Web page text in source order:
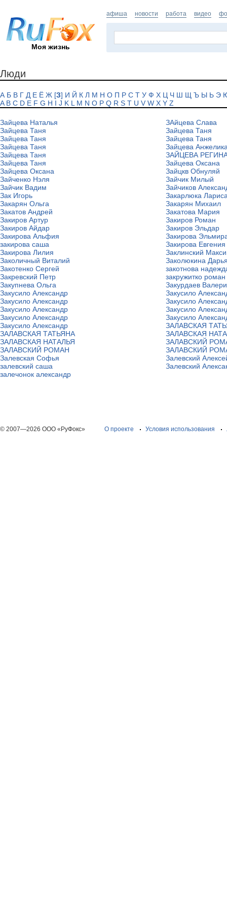
Моя жизнь
афиша новости работа видео
Люди
А Б В Г Д Е Ё Ж [З] И Й К Л М Н О П Р С Т У Ф Х Ц Ч Ш Щ Ъ Ы Ь Э
A B C D E F G H I J K L M N O P Q R S T U V W X Y Z
Зайцева Наталья
ЗАйцева Слава
Зайцева Таня
Зайцева Таня
Зайцева Таня
Зайцева Таня
Зайцева Таня
Зайцева
Зайцева Таня
ЗАЙЦЕВА
Зайцева Таня
Зайцева Оксана
Зайцева Оксана
Зайцкв Обнуляй
Зайченко Нэля
Зайчик Милый
Зайчик Вадим
Зайчиков
Зак Игорь
Закарлюка
Закарян Ольга
Закарян Михаил
Закатов Андрей
Закатова Мария
Закиров Артур
Закиров Роман
Закиров Айдар
Закиров Эльдар
Закирова Альфия
Закирова
закирова саша
Закирова Евгения
Закирова Лилия
Заклинский
Заколичный Виталий
Заколюкина
Закотенко Сергей
закотнова
Закревский Петр
закружитко роман
Закупнева Ольга
Закурдаев
Закусило Александр
Закусило
Закусило Александр
Закусило
Закусило Александр
Закусило
Закусило Александр
Закусило
Закусило Александр
ЗАЛАВСКАЯ
ЗАЛАВСКАЯ ТАТЬЯНА
ЗАЛАВСКАЯ
ЗАЛАВСКАЯ НАТАЛЬЯ
ЗАЛАВСКИЙ
ЗАЛАВСКИЙ РОМАН
ЗАЛАВСКИЙ
Залевская Софья
Залевский
залевский саша
Залевский
залечонок александр
© 2007—2026 ООО «РуФокс» О проекте Условия использования